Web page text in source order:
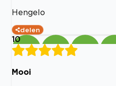
Hengelo
delen
10
Mooi